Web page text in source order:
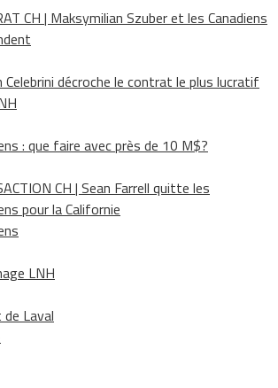
CH | Maksymilian Szuber et les Canadiens
Celebrini décroche le contrat le plus lucratif
: que faire avec près de 10 M$?
CH | Sean Farrell quitte les
pour la Californie
LNH
Laval